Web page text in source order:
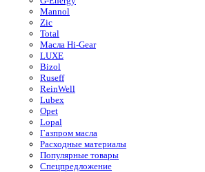
Mannol
Zic
Total
Масла Hi-Gear
LUXE
Bizol
Ruseff
ReinWell
Lubex
Opet
Lopal
Газпром масла
Расходные материалы
Популярные товары
Спецпредложение